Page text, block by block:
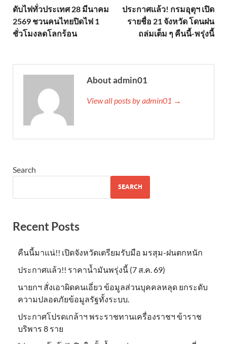
ดับไฟทั่วประเทศ 28 มีนาคม
2569 ชวนคนไทยปิดไฟ 1
ชั่วโมงลดโลกร้อน
ประกาศเเล้ว! กรมอุตุฯ เปิด
รายชื่อ 21 จังหวัด โดนฝน
ถล่มเต็ม ๆ คืนนี้-พรุ่งนี้
About admin01
View all posts by admin01 →
Search
SEARCH
Recent Posts
คืนนี้มาแน่!! เปิดจังหวัดเตรียมรับมือ มรสุม-ฝนตกหนัก
ประกาศแล้ว!! ราคาน้ำมันพรุ่งนี้ (7 ส.ค. 69)
นายกฯ สั่งเอาผิดคนเอี่ยว ข้อมูลส่วนบุคคลหลุด ยกระดับ
ความปลอดภัยข้อมูลรัฐทั้งระบบ.
ประกาศโปรดเกล้าฯ พระราชทานเครื่องราชฯ ข้าราช
บริพาร 8 ราย